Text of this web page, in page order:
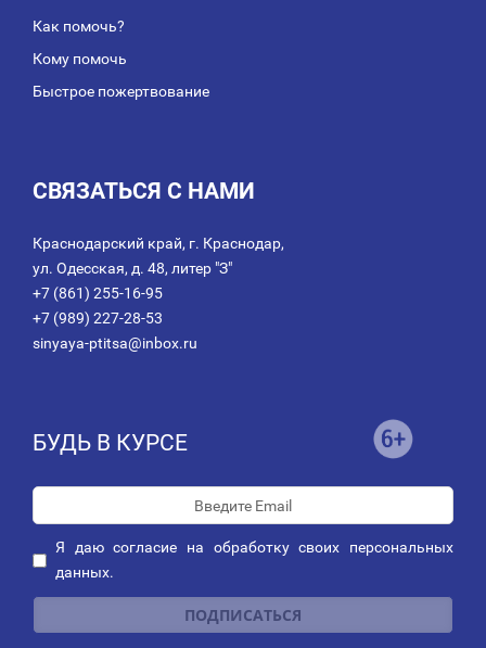
Как помочь?
Кому помочь
Быстрое пожертвование
СВЯЗАТЬСЯ С НАМИ
Краснодарский край, г. Краснодар,
ул. Одесская, д. 48, литер "З"
+7 (861) 255-16-95
+7 (989) 227-28-53
sinyaya-ptitsa@inbox.ru
БУДЬ В КУРСЕ
Я даюсогласие на обработку своих персональных
данных.